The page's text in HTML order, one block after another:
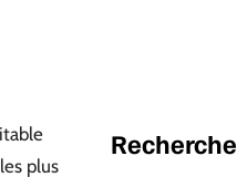
plus
Recherche